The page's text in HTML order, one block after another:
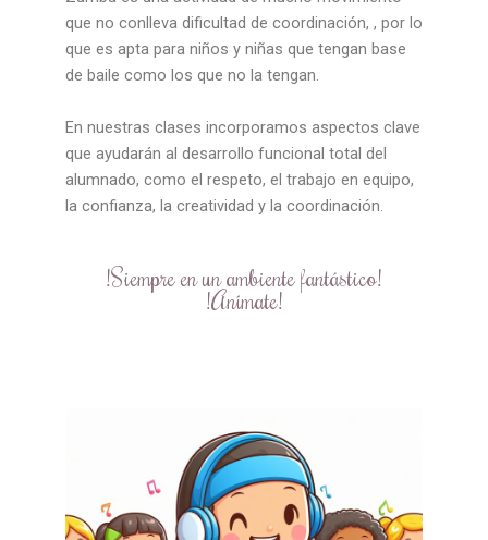
que no conlleva dificultad de coordinación, , por lo
que es apta para niños y niñas que tengan base
de baile como los que no la tengan.
En nuestras clases incorporamos aspectos clave
que ayudarán al desarrollo funcional total del
alumnado, como el respeto, el trabajo en equipo,
la confianza, la creatividad y la coordinación.
!Siempre en un ambiente fantástico!
!Anímate!